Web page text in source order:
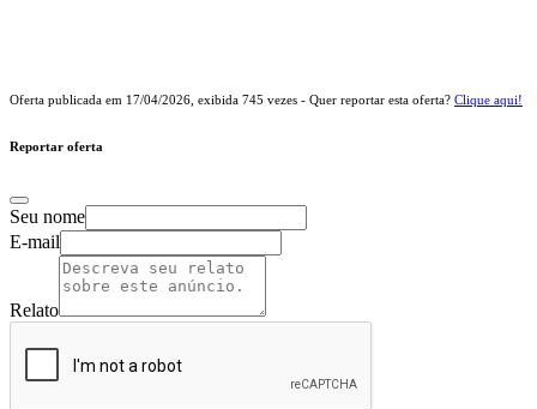
Oferta publicada em 17/04/2026 , exibida 745 vezes - Quer reportar esta oferta? Clique aqui!
Reportar oferta
Seu nome
E-mail
Relato